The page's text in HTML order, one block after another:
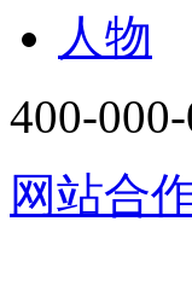
人物
400-
网站合